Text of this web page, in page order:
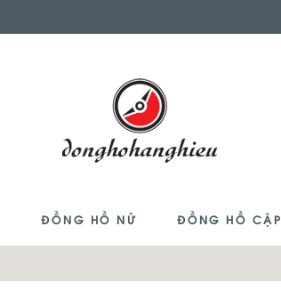
ĐỒNG HỒ NỮ ĐỒNG HỒ CẶP